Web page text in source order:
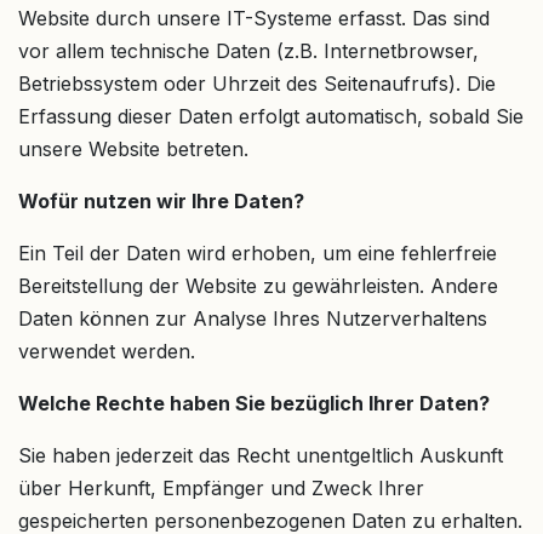
Website durch unsere IT-Systeme erfasst. Das sind
vor allem technische Daten (z.B. Internetbrowser,
Betriebssystem oder Uhrzeit des Seitenaufrufs). Die
Erfassung dieser Daten erfolgt automatisch, sobald Sie
unsere Website betreten.
Wofür nutzen wir Ihre Daten?
Ein Teil der Daten wird erhoben, um eine fehlerfreie
Bereitstellung der Website zu gewährleisten. Andere
Daten können zur Analyse Ihres Nutzerverhaltens
verwendet werden.
Welche Rechte haben Sie bezüglich Ihrer Daten?
Sie haben jederzeit das Recht unentgeltlich Auskunft
über Herkunft, Empfänger und Zweck Ihrer
gespeicherten personenbezogenen Daten zu erhalten.